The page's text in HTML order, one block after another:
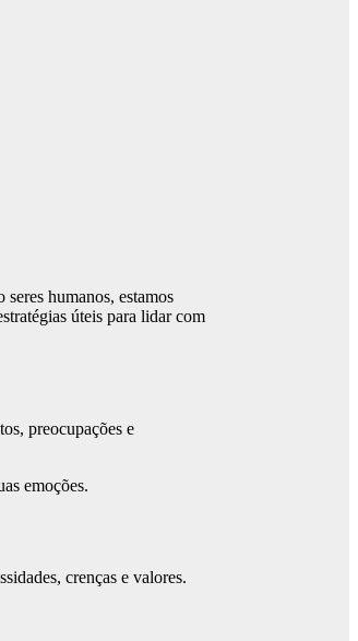
humanos, estamos
úteis para lidar com
preocupações e
emoções.
crenças e valores.